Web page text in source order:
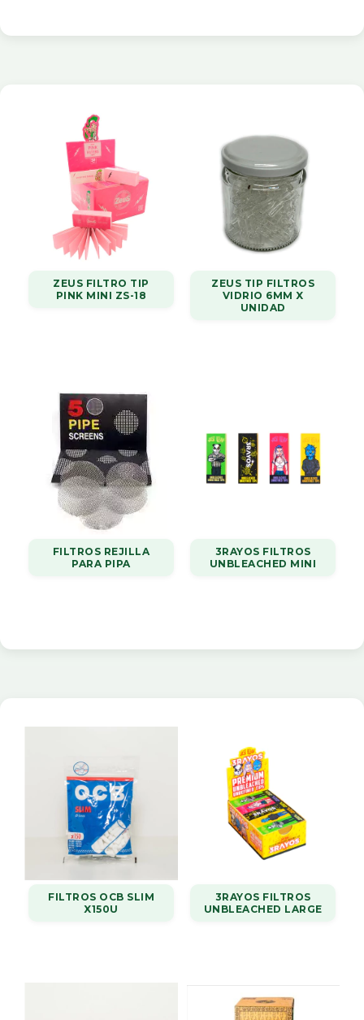
ZEUS FILTRO TIP
PINK MINI ZS-18
ZEUS TIP FILTROS
VIDRIO 6MM X
UNIDAD
FILTROS REJILLA
PARA PIPA
3RAYOS FILTROS
UNBLEACHED MINI
FILTROS OCB SLIM
X150U
3RAYOS FILTROS
UNBLEACHED LARGE